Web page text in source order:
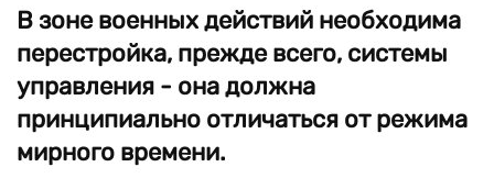
В зоне военных действий необходима
перестройка, прежде всего, системы
управления - она должна
принципиально отличаться от режима
мирного времени.